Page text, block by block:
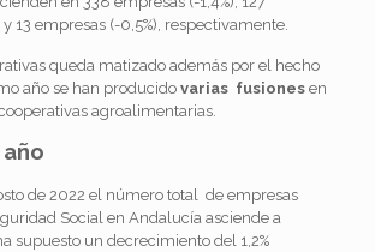
y 13 empresas (-0,5%), respectivamente.
queda matizado además por el hecho
año se han producidovarias fusionesen
agroalimentarias.
de 2022 el número total de empresas
Social en Andalucía asciende a
supuesto un decrecimiento del 1,2%